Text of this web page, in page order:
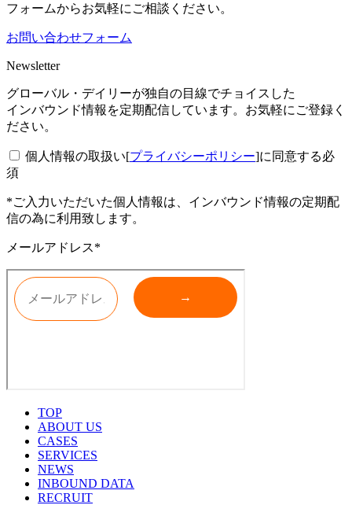
フォームからお気軽にご相談ください。
お問い合わせフォーム
Newsletter
グローバル・デイリーが独自の目線でチョイスした
インバウンド情報を定期配信しています。お気軽にご登録く
ださい。
個人情報の取扱い[プライバシーポリシー]に同意する必
須
*ご入力いただいた個人情報は、インバウンド情報の定期配
信の為に利用致します。
メールアドレス*
TOP
ABOUT US
CASES
SERVICES
NEWS
INBOUND DATA
RECRUIT